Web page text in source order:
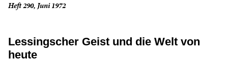
Heft 290, Juni 1972
Lessingscher Geist und die Welt von
heute